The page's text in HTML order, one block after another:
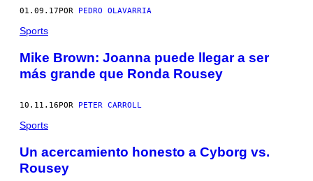
01.09.17 POR PEDRO OLAVARRIA
Sports
Mike Brown: Joanna puede llegar a ser
más grande que Ronda Rousey
10.11.16POR PETER CARROLL
Sports
Un acercamiento honesto a Cyborg vs.
Rousey